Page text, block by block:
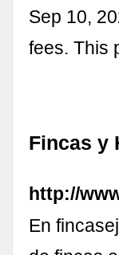
Sep 10,
fees. This
Fincas y
http://
En